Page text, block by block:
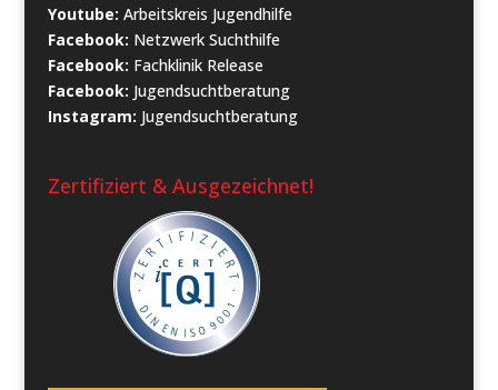
Youtube: Arbeitskreis Jugendhilfe
Facebook: Netzwerk Suchthilfe
Facebook: Fachklinik Release
Facebook: Jugendsuchtberatung
Instagram: Jugendsuchtberatung
Zertifiziert & Ausgezeichnet!